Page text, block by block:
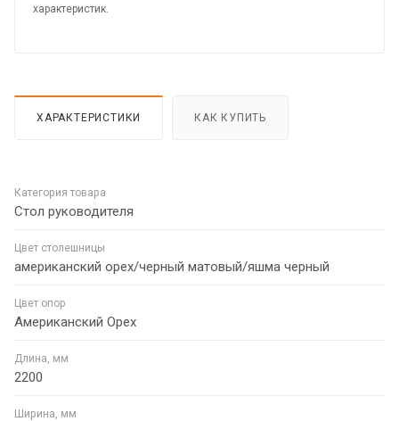
характеристик.
ХАРАКТЕРИСТИКИ КАК КУПИТЬ
Категория товара
Стол руководителя
Цвет столешницы
американский орех/черный матовый/яшма черный
Цвет опор
Американский Орех
Длина, мм
2200
Ширина, мм